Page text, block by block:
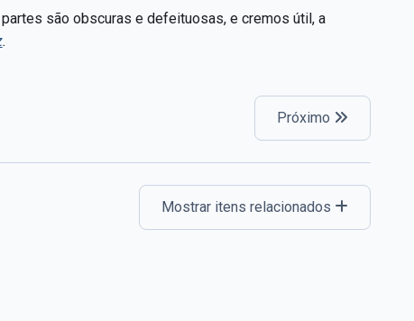
são obscuras e defeituosas, e cremos útil, a
.
Próximo
Mostrar itens relacionados